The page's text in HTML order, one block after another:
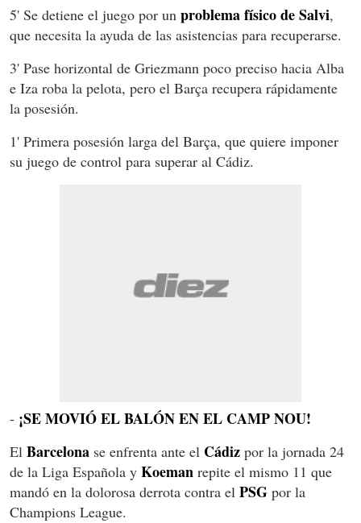
5' Se detiene el juego por un problema físico de Salvi,
que necesita la ayuda de las asistencias para recuperarse.
3' Pase horizontal de Griezmann poco preciso hacia Alba
e Iza roba la pelota, pero el Barça recupera rápidamente
la posesión.
1' Primera posesión larga del Barça, que quiere imponer
su juego de control para superar al Cádiz.
- ¡SE MOVIÓ EL BALÓN EN EL CAMP NOU!
El Barcelona se enfrenta ante el Cádiz por la jornada 24
de la Liga Española y Koeman repite el mismo 11 que
mandó en la dolorosa derrota contra el PSG por la
Champions League.